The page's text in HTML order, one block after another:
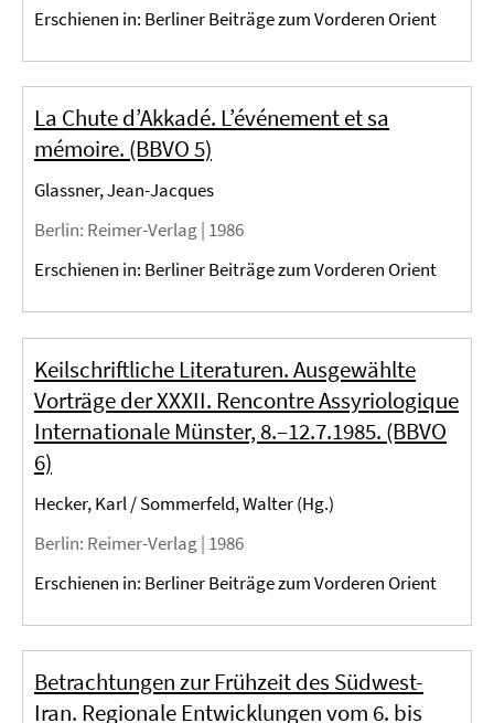
Erschienen in: Berliner Beiträge zum Vorderen Orient
La Chute d’Akkadé. L’événement et sa
mémoire. (BBVO 5)
Glassner, Jean-Jacques
Berlin: Reimer-Verlag | 1986
Erschienen in: Berliner Beiträge zum Vorderen Orient
Keilschriftliche Literaturen. Ausgewählte
Vorträge der XXXII. Rencontre Assyriologique
Internationale Münster, 8.–12.7.1985. (BBVO
6)
Hecker, Karl / Sommerfeld, Walter (Hg.)
Berlin: Reimer-Verlag | 1986
Erschienen in: Berliner Beiträge zum Vorderen Orient
Betrachtungen zur Frühzeit des Südwest-
Iran. Regionale Entwicklungen vom 6. bis